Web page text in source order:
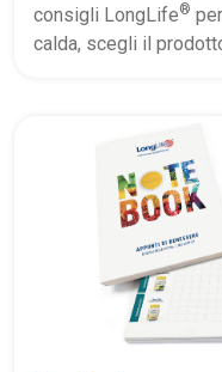
consigli LongLife®
calda, scegli il